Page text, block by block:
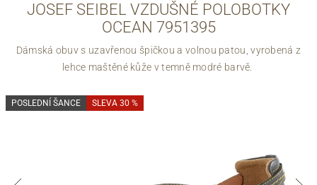
JOSEF SEIBEL VZDUŠNÉ POLOBOTKY
OCEAN 7951395
Dámská obuv s uzavřenou špičkou a volnou patou, vyrobená z
lehce maštěné kůže v temně modré barvě.
POSLEDNÍ ŠANCE SLEVA 30 %